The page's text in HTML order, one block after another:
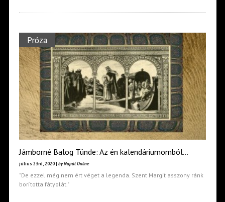
Próza
Jámborné Balog Tünde: Az én kalendáriumomból…
július 23rd, 2020 | by Napút Online
"De ezzel még nem ért véget a legenda. Szent Margit asszony ránk
borította fátyolát."